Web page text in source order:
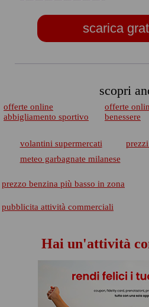
scarica
scopri
offerte online
abbigliamento sportivo
offerte
benessere
volantini supermercati
meteo garbagnate milanese
prezzo benzina più basso in zona
pubblicita attività commerciali
Hai un'attività